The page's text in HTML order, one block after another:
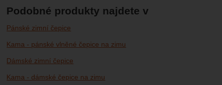
Podobné produkty najdete v
Pánské zimní čepice
Kama - pánské vlněné čepice na zimu
Dámské zimní čepice
Kama - dámské čepice na zimu